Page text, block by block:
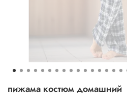
пижама костюм домашний